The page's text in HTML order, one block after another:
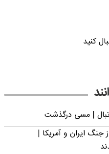
کنید
| مسی درگذشت
ایران و آمریکا |